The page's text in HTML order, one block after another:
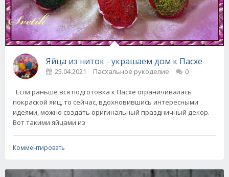
Яйца из ниток - украшаем дом к Пасхе
25.04.2021 Пасхальное рукоделие 0
Если раньше вся подготовка к Пасхе ограничивалась
покраской яиц, то сейчас, вдохновившись интересными
идеями, можно создать оригинальный праздничный декор.
Вот такими яйцами из
Комментировать